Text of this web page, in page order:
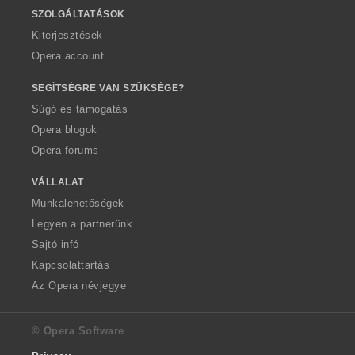
SZOLGÁLTATÁSOK
Kiterjesztések
Opera account
SEGÍTSÉGRE VAN SZÜKSÉGE?
Súgó és támogatás
Opera blogok
Opera forums
VÁLLALAT
Munkalehetőségek
Legyen a partnerünk
Sajtó infó
Kapcsolattartás
Az Opera névjegye
© Opera Software